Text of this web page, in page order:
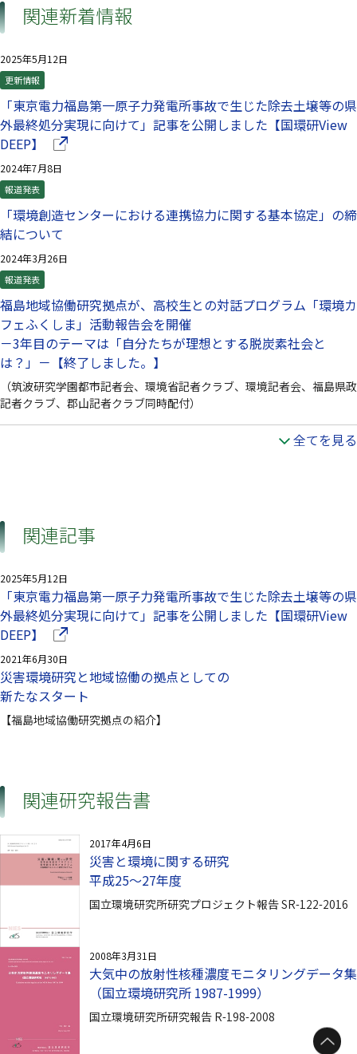
関連新着情報
2025年5月12日
更新情報
「東京電力福島第一原子力発電所事故で生じた除去土壌等の県
外最終処分実現に向けて」記事を公開しました【国環研View
DEEP】
（別ウインドウで開きます）
2024年7月8日
報道発表
「環境創造センターにおける連携協力に関する基本協定」の締
結について
2024年3月26日
報道発表
福島地域協働研究拠点が、高校生との対話プログラム「環境カ
フェふくしま」活動報告会を開催
－3年目のテーマは「自分たちが理想とする脱炭素社会と
は？」－【終了しました。】
（筑波研究学園都市記者会、環境省記者クラブ、環境記者会、福島県政
記者クラブ、郡山記者クラブ同時配付）
全てを見る
関連記事
2025年5月12日
「東京電力福島第一原子力発電所事故で生じた除去土壌等の県
外最終処分実現に向けて」記事を公開しました【国環研View
DEEP】
（別ウインドウで開きます）
2021年6月30日
災害環境研究と地域協働の拠点としての
新たなスタート
【福島地域協働研究拠点の紹介】
関連研究報告書
2017年4月6日
災害と環境に関する研究
平成25～27年度
国立環境研究所研究プロジェクト報告 SR-122-2016
2008年3月31日
大気中の放射性核種濃度モニタリングデータ集
（国立環境研究所 1987-1999）
国立環境研究所研究報告 R-198-2008